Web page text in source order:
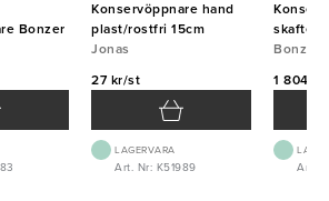
Bonzer
Konservöppnare hand
plast/rostfri 15cm
Jonas
27 kr/st
LAGERVARA
Art. Nr: K51989
skaftets
Bonzer
Bonzer
1 804
Art.